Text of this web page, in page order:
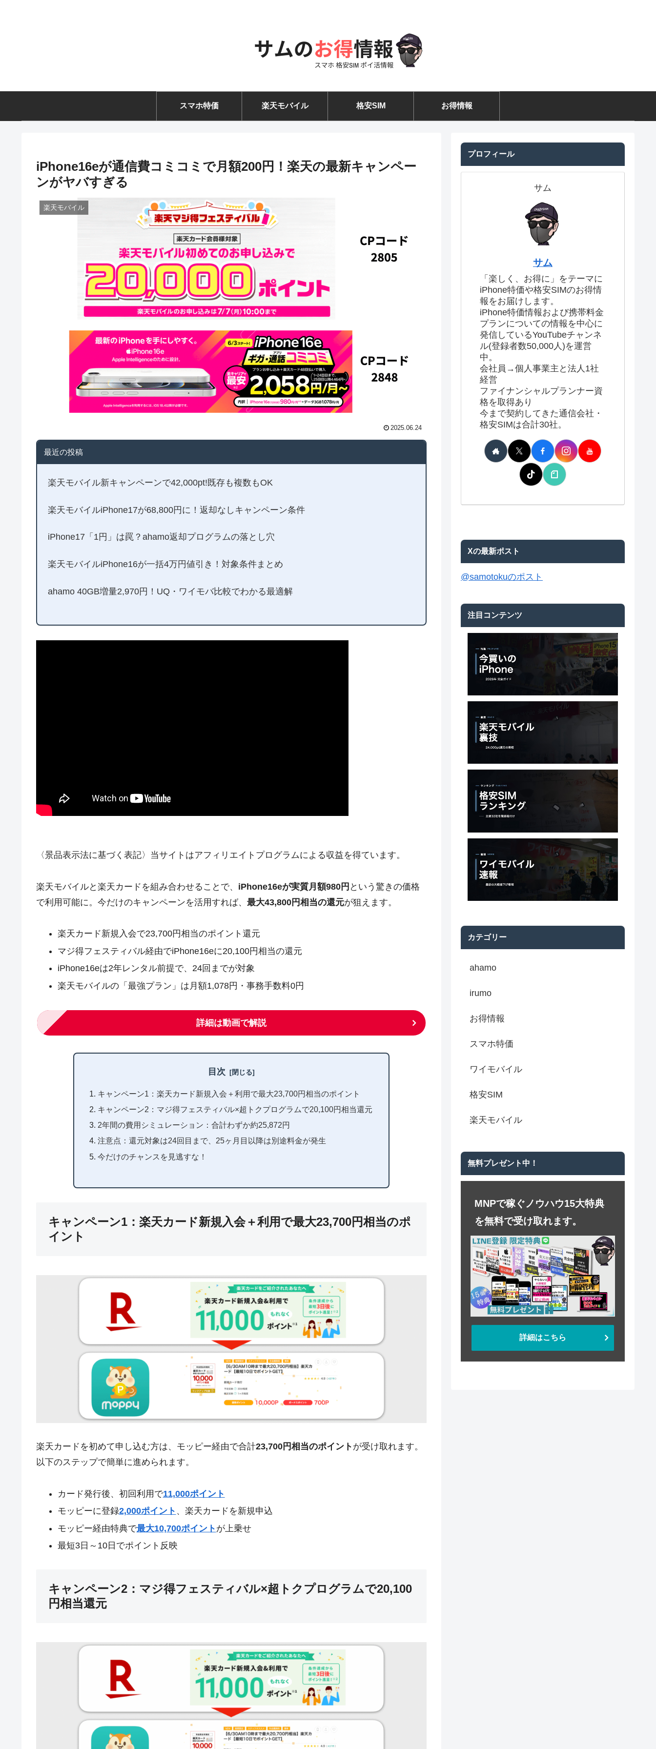
スマホ特価 楽天モバイル 格安SIM お得情報
iPhone16eが通信費コミコミで月額200円！楽天の最新キャンペー
ンがヤバすぎる
楽天モバイル
2025.06.24
最近の投稿
楽天モバイル新キャンペーンで42,000pt!既存も複数もOK
楽天モバイルiPhone17が68,800円に！返却なしキャンペーン条件
iPhone17「1円」は罠？ahamo返却プログラムの落とし穴
楽天モバイルiPhone16が一括4万円値引き！対象条件まとめ
ahamo 40GB増量2,970円！UQ・ワイモバ比較でわかる最適解
〈景品表示法に基づく表記〉当サイトはアフィリエイトプログラムによる収益を得ています。
楽天モバイルと楽天カードを組み合わせることで、 iPhone16eが実質月額980円 という驚きの価格
で利用可能に。今だけのキャンペーンを活用すれば、 最大43,800円相当の還元が狙えます。
楽天カード新規入会で23,700円相当のポイント還元
マジ得フェスティバル経由でiPhone16eに20,100円相当の還元
iPhone16eは2年レンタル前提で、24回までが対象
楽天モバイルの「最強プラン」は月額1,078円・事務手数料0円
詳細は動画で解説
目次
キャンペーン1：楽天カード新規入会＋利用で最大23,700円相当のポイント
キャンペーン2：マジ得フェスティバル×超トクプログラムで20,100円相当還元
2年間の費用シミュレーション：合計わずか約25,872円
注意点：還元対象は24回目まで、25ヶ月目以降は別途料金が発生
今だけのチャンスを見逃すな！
キャンペーン1：楽天カード新規入会＋利用で最大23,700円相当のポ
イント
楽天カードを初めて申し込む方は、モッピー経由で合計23,700円相当のポイント が受け取れます。
以下のステップで簡単に進められます。
カード発行後、初回利用で11,000ポイント
モッピーに登録2,000ポイント 、楽天カードを新規申込
モッピー経由特典で最大10,700ポイント が上乗せ
最短3日～10日でポイント反映
キャンペーン2：マジ得フェスティバル×超トクプログラムで20,100
円相当還元
プロフィール
サム
サム
「楽しく、お得に」をテーマに
iPhone特価や格安SIMのお得情
報をお届けします。
iPhone特価情報および携帯料金
プランについての情報を中心に
発信しているYouTubeチャンネ
ル(登録者数50,000人)を運営
中。
会社員→個人事業主と法人1社
経営
ファイナンシャルプランナー資
格を取得あり
今まで契約してきた通信会社・
格安SIMは合計30社。
Xの最新ポスト
@samotokuのポスト
注目コンテンツ
カテゴリー
ahamo
irumo
お得情報
スマホ特価
ワイモバイル
格安SIM
楽天モバイル
無料プレゼント中！
MNPで稼ぐノウハウ15大特典
を無料で受け取れます。
詳細はこちら